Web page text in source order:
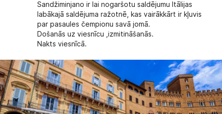
Sandžiminjano ir lai nogaršotu saldējumu Itālijas
labākajā saldējuma ražotnē, kas vairākkārt ir kļuvis
par pasaules čempionu savā jomā.
Došanās uz viesnīcu ,izmitināšanās.
Nakts viesnīcā.